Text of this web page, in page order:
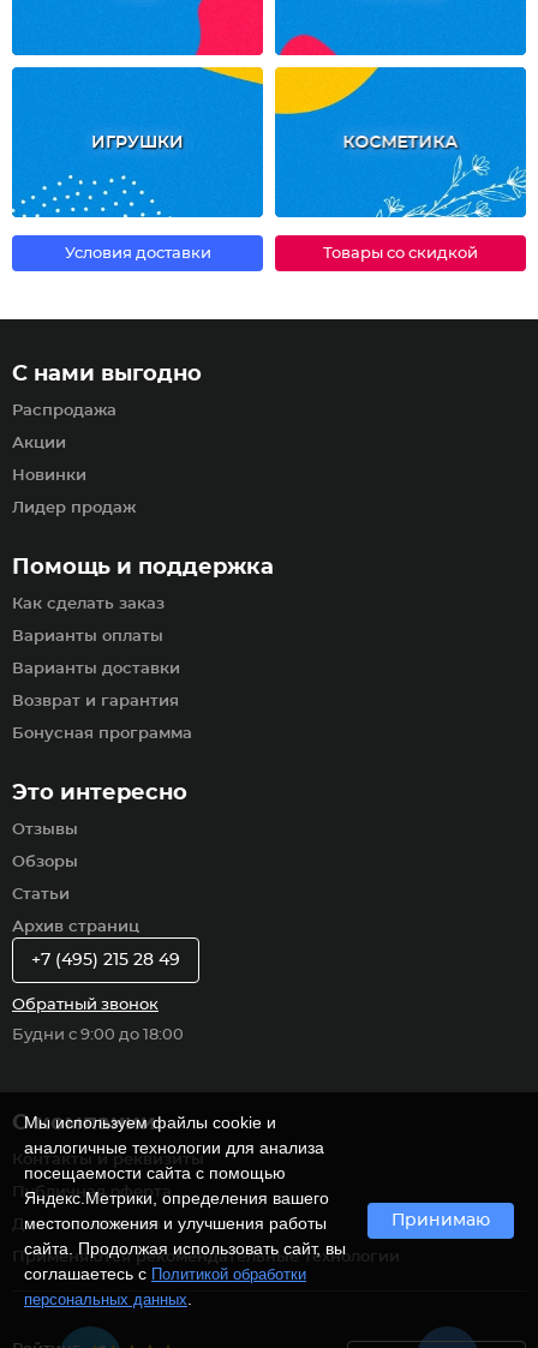
ИГРУШКИ КОСМЕТИКА
Условия доставки Товары со скидкой
Помощь и поддержка
Как сделать заказ
Варианты оплаты
Варианты доставки
Возврат и гарантия
Бонусная программа
С нами выгодно
Распродажа
Акции
Новинки
Лидер продаж
Это интересно
Отзывы
Обзоры
Статьи
Архив страниц
О компании
Контакты и реквизиты
Публичная оферта
Для поставщиков
Применяются рекомендательные технологии
+7 (495) 215 28 49
Обратный звонок
Будни с 9:00 до 18:00
Мы используем файлы cookie и
аналогичные технологии для анализа
посещаемости сайта с помощью
Яндекс.Метрики, определения вашего
местоположения и улучшения работы
сайта. Продолжая использовать сайт, вы
соглашаетесь с Политикой обработки
персональных данных
Принимаю